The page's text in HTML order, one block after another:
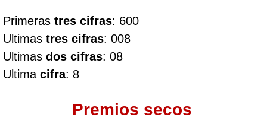
Primeras tres cifras: 600
Ultimas tres cifras: 008
Ultimas dos cifras: 08
Ultima cifra: 8
Premios secos